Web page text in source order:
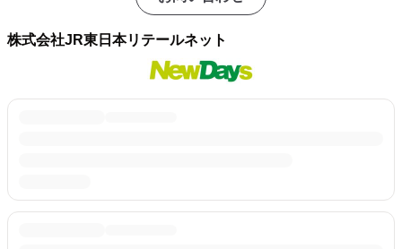
株式会社JR東日本リテールネット